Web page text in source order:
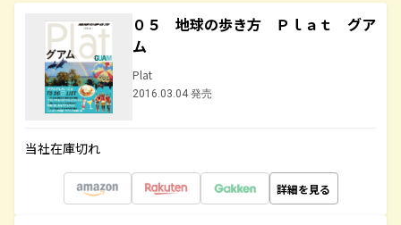
０５ 地球の歩き方 Ｐｌａｔ グア
ム
Plat
2016.03.04 発売
当社在庫切れ
詳細を見る